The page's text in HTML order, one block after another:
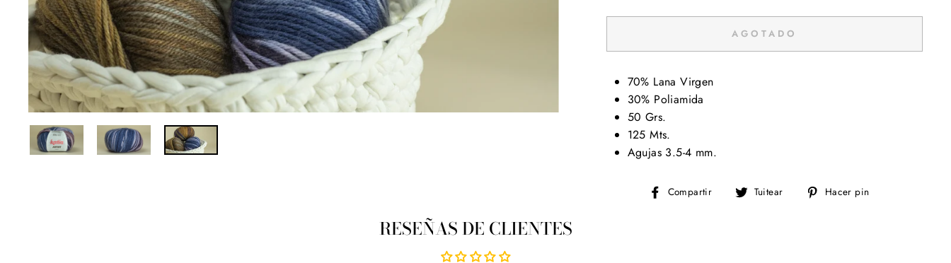
AGOTADO
70% Lana Virgen
30% Poliamida
50 Grs.
125 Mts.
Agujas 3.5-4 mm.
Compartir
Compartir
Tuitear
TuitearHacer pin
RESEÑAS DE CLIENTES